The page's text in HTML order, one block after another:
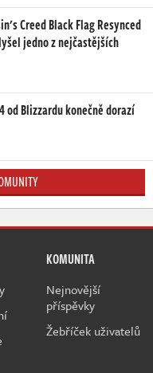
Creed Black Flag Resynced
jedno z nejčastějších
od Blizzardu konečně dorazí
KOMUNITA
Nejnovější
příspěvky
Žebříček uživatelů